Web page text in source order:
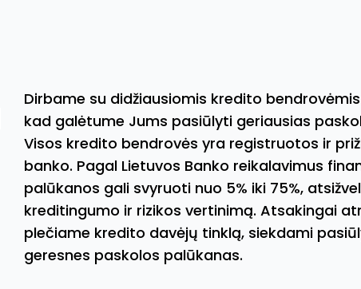
Dirbame su didžiausiomis kredito
kad galėtume Jums pasiūlyti geriausias
Visos kredito bendrovės yra registruotos ir
banko. Pagal Lietuvos Banko reikalavimus
palūkanos gali svyruoti nuo 5% iki 75%,
kreditingumo ir rizikos vertinimą. Atsakingai
plečiame kredito davėjų tinklą, siekdami
geresnes paskolos palūkanas.